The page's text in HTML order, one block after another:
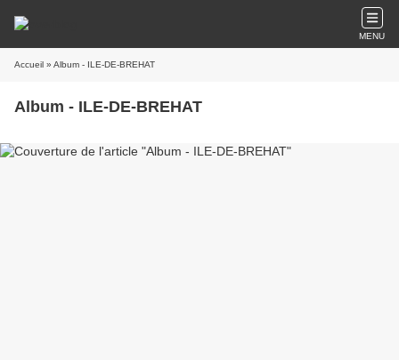
MENU
Accueil » Album - ILE-DE-BREHAT
Album - ILE-DE-BREHAT